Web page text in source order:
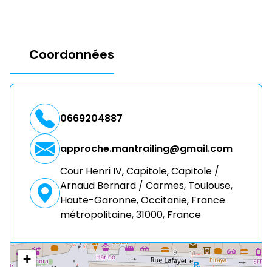
Coordonnées
0669204887
approche.mantrailing@gmail.com
Cour Henri IV, Capitole, Capitole /
Arnaud Bernard / Carmes, Toulouse,
Haute-Garonne, Occitanie, France
métropolitaine, 31000, France
+